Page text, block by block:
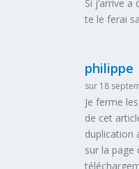
Si j’arrive
te le ferai
philippe
sur 18
Je ferme
de cet
duplication
sur la page